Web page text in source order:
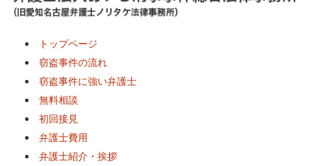
トップページ
窃盗事件の流れ
窃盗事件に強い弁護士
無料相談
初回接見
弁護士費用
弁護士紹介・挨拶